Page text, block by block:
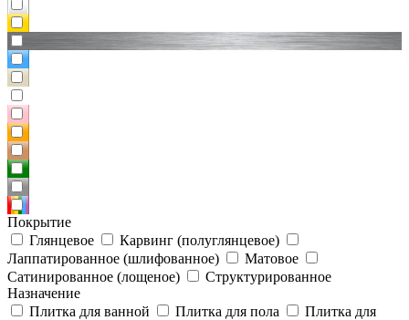
Покрытие
Глянцевое
Карвинг (полуглянцевое)
Лаппатированное (шлифованное)
Матовое
Сатинированное (лощеное)
Структурированное
Назначение
Плитка для ванной
Плитка для пола
Плитка для